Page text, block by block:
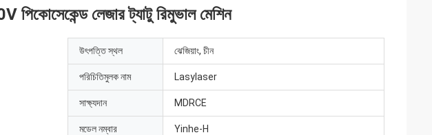
লেজার ট্যাটু রিমুভাল মেশিন
উৎপত্তি স্থল ঝেজিয়াং, চীন
পরিচিতিমুলক নাম Lasylaser
সাক্ষ্যদান MDRCE
মডেল নম্বার Yinhe-H